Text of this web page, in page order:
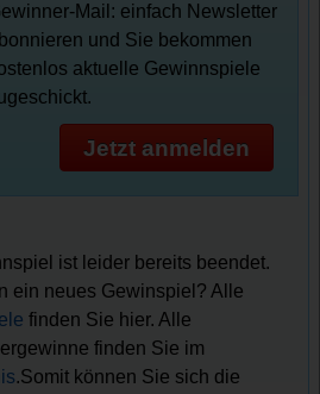
Mail: einfach Newsletter
und Sie bekommen
aktuelle Gewinnspiele
Jetzt anmelden
ist leider bereits beendet.
ein neues Gewinspiel? Alle
finden Sie hier. Alle
finden Sie im
.Somit können Sie sich die